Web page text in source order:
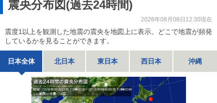
震央分布図(過去24時間)
2026年08月08日12:30現在
震度1以上を観測した地震の震央を地図上に表示。どこで地震が頻発
しているかを見ることができます。
日本全体 北日本 東日本 西日本 沖縄